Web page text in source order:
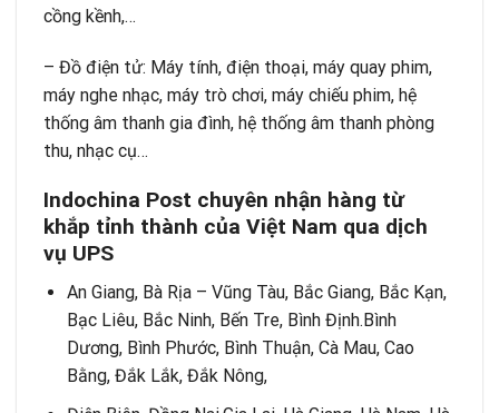
cồng kềnh,…
– Đồ điện tử: Máy tính, điện thoại, máy quay phim,
máy nghe nhạc, máy trò chơi, máy chiếu phim, hệ
thống âm thanh gia đình, hệ thống âm thanh phòng
thu, nhạc cụ…
Indochina Post chuyên nhận hàng từ
khắp tỉnh thành của Việt Nam qua dịch
vụ UPS
An Giang, Bà Rịa – Vũng Tàu, Bắc Giang, Bắc Kạn,
Bạc Liêu, Bắc Ninh, Bến Tre, Bình Định.Bình
Dương, Bình Phước, Bình Thuận, Cà Mau, Cao
Bằng, Đắk Lắk, Đắk Nông,